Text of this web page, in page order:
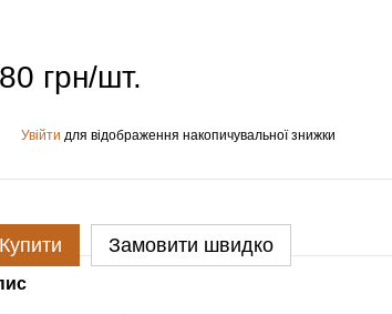
грн/шт.
Увійти для відображення накопичувальної знижки
Купити Замовити швидко